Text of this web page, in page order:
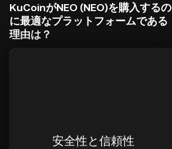
KuCoinがNEO (NEO)を購入するの
に最適なプラットフォームである
理由は？
安全性と信頼性